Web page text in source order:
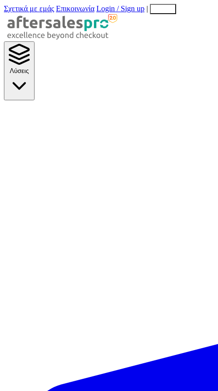
Σχετικά με εμάς Επικοινωνία Login / Sign up |
Λύσεις